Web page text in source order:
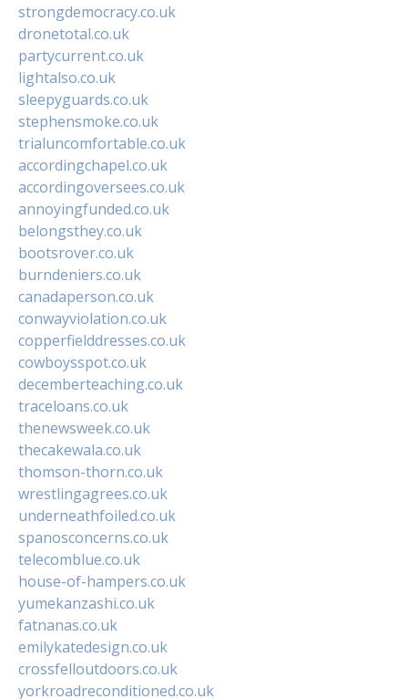
strongdemocracy.co.uk
dronetotal.co.uk
partycurrent.co.uk
lightalso.co.uk
sleepyguards.co.uk
stephensmoke.co.uk
trialuncomfortable.co.uk
accordingchapel.co.uk
accordingoversees.co.uk
annoyingfunded.co.uk
belongsthey.co.uk
bootsrover.co.uk
burndeniers.co.uk
canadaperson.co.uk
conwayviolation.co.uk
copperfielddresses.co.uk
cowboysspot.co.uk
decemberteaching.co.uk
traceloans.co.uk
thenewsweek.co.uk
thecakewala.co.uk
thomson-thorn.co.uk
wrestlingagrees.co.uk
underneathfoiled.co.uk
spanosconcerns.co.uk
telecomblue.co.uk
house-of-hampers.co.uk
yumekanzashi.co.uk
fatnanas.co.uk
emilykatedesign.co.uk
crossfelloutdoors.co.uk
yorkroadreconditioned.co.uk